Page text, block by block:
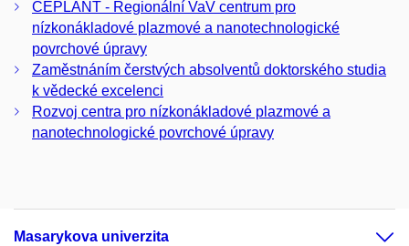
CEPLANT - Regionální VaV centrum pro
nízkonákladové plazmové a nanotechnologické
povrchové úpravy
Zaměstnáním čerstvých absolventů doktorského studia
k vědecké excelenci
Rozvoj centra pro nízkonákladové plazmové a
nanotechnologické povrchové úpravy
Masarykova univerzita